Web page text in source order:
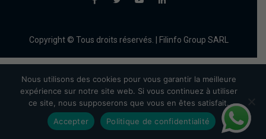
Copyright © Tous droits réservés. | Filinfo Group SARL
Nous utilisons des cookies pour vous garantir la meilleure
expérience sur notre site web. Si vous continuez à utiliser
ce site, nous supposerons que vous en êtes satisfait.
Accepter
Politique de confidentialité